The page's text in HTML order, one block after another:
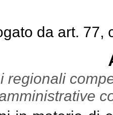
da art. 77,
regionali